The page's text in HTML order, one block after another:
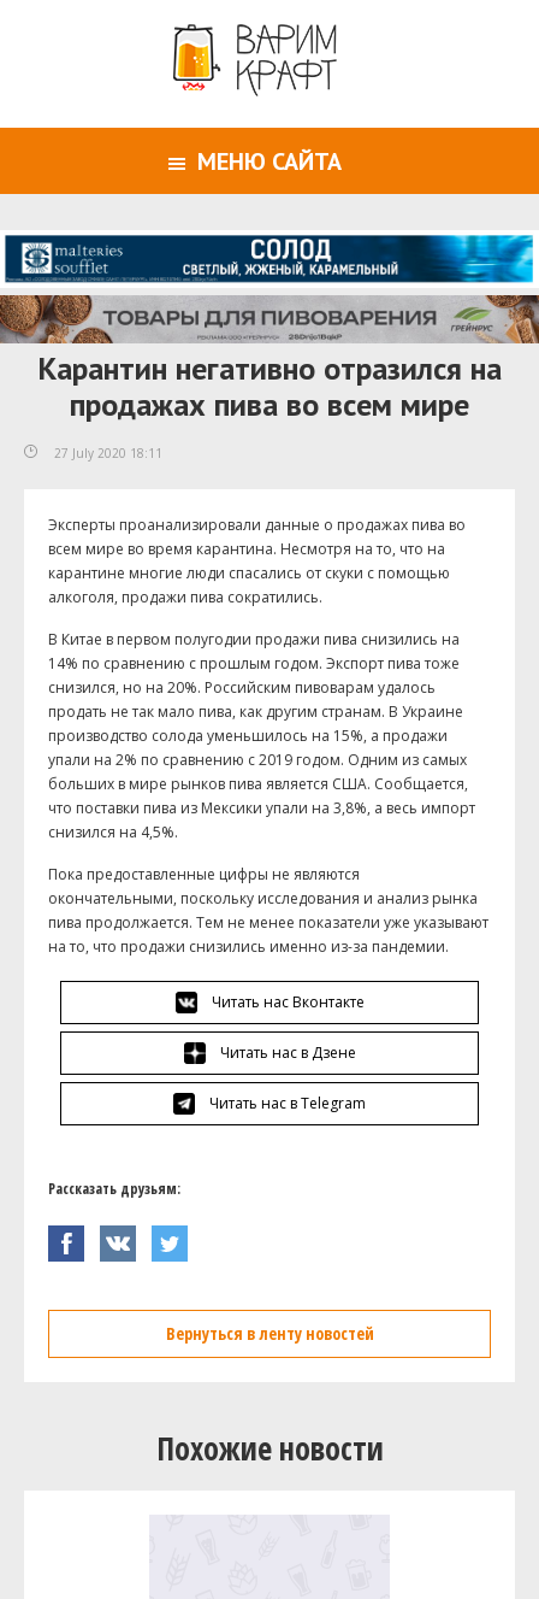
МЕНЮ САЙТА
Карантин негативно отразился на
продажах пива во всем мире
27 July 2020 18:11
Эксперты проанализировали данные о продажах пива во
всем мире во время карантина. Несмотря на то, что на
карантине многие люди спасались от скуки с помощью
алкоголя, продажи пива сократились.
В Китае в первом полугодии продажи пива снизились на
14% по сравнению с прошлым годом. Экспорт пива тоже
снизился, но на 20%. Российским пивоварам удалось
продать не так мало пива, как другим странам. В Украине
производство солода уменьшилось на 15%, а продажи
упали на 2% по сравнению с 2019 годом. Одним из самых
больших в мире рынков пива является США. Сообщается,
что поставки пива из Мексики упали на 3,8%, а весь импорт
снизился на 4,5%.
Пока предоставленные цифры не являются
окончательными, поскольку исследования и анализ рынка
пива продолжается. Тем не менее показатели уже указывают
на то, что продажи снизились именно из-за пандемии.
Читать нас Вконтакте
Читать нас в Дзене
Читать нас в Telegram
Рассказать друзьям:
Вернуться в ленту новостей
Похожие новости